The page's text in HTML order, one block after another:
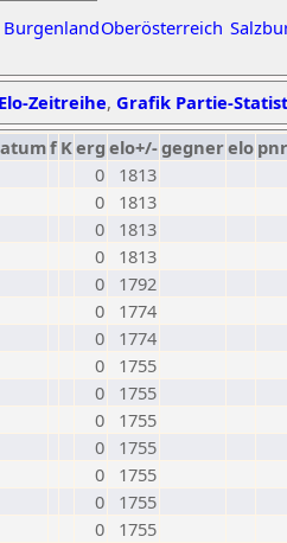
BurgenlandOberösterreich
Zeitreihe, Grafik Partie-
f Kerg elo+/-gegnerelo pnr
0
1813
0
1813
0
1813
0
1813
0
1792
0
1774
0
1774
0
1755
0
1755
0
1755
0
1755
0
1755
0
1755
0
1755